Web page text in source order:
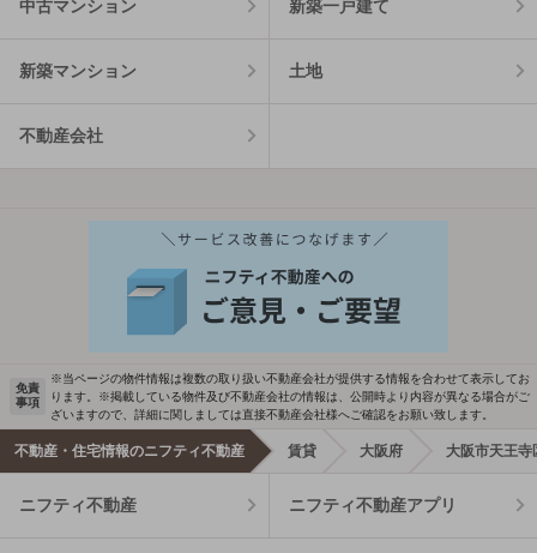
中古マンション 新築一戸建て
新築マンション 土地
不動産会社
免責
事項
※当ページの物件情報は複数の取り扱い不動産会社が提供する情報を合わせて表示してお
ります。※掲載している物件及び不動産会社の情報は、公開時より内容が異なる場合がご
ざいますので、詳細に関しましては直接不動産会社様へご確認をお願い致します。
不動産・住宅情報のニフティ不動産 賃貸 大阪府 大阪市天王寺
ニフティ不動産 ニフティ不動産アプリ